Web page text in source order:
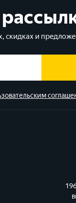
скидках и